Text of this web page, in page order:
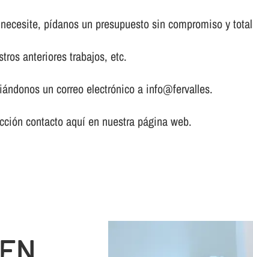
pí­danos un presupuesto sin compromiso y
anteriores trabajos, etc.
un correo electrónico a info@fervalles.
contacto aquí­ en nuestra página web.